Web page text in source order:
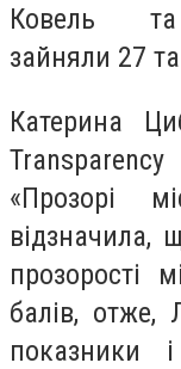
Ковель та
зайняли 27
Катерина
«Прозорі
відзначила,
прозорості
балів, отже,